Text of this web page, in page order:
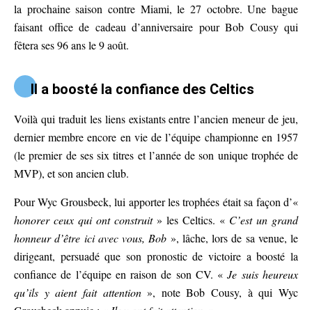
la prochaine saison contre Miami, le 27 octobre. Une bague
faisant office de cadeau d’anniversaire pour Bob Cousy qui
fêtera ses 96 ans le 9 août.
Il a boosté la confiance des Celtics
Voilà qui traduit les liens existants entre l’ancien meneur de jeu,
dernier membre encore en vie de l’équipe championne en 1957
(le premier de ses six titres et l’année de son unique trophée de
MVP), et son ancien club.
Pour Wyc Grousbeck, lui apporter les trophées était sa façon d’«
honorer ceux qui ont construit» les Celtics. « C’est un grand
honneur d’être ici avec vous, Bob », lâche, lors de sa venue, le
dirigeant, persuadé que son pronostic de victoire a boosté la
confiance de l’équipe en raison de son CV. «Je suis heureux
qu’ils y aient fait attention», note Bob Cousy, à qui Wyc